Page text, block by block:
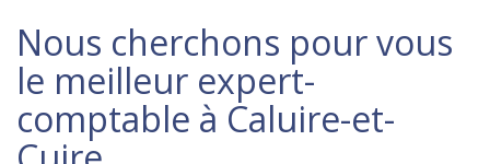
Nous cherchons pour vous
le meilleur expert-
comptable à Caluire-et-